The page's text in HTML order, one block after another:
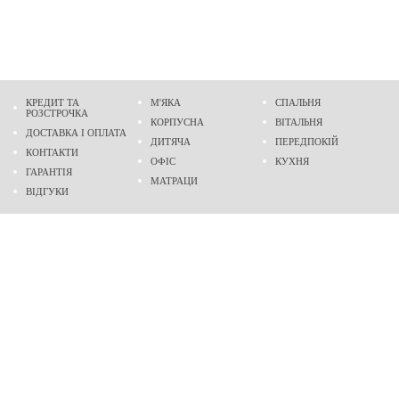
КРЕДИТ ТА
РОЗСТРОЧКА
ДОСТАВКА І ОПЛАТА
КОНТАКТИ
ГАРАНТІЯ
ВІДГУКИ
М'ЯКА
КОРПУСНА
ДИТЯЧА
ОФІС
МАТРАЦИ
СПАЛЬНЯ
ВІТАЛЬНЯ
ПЕРЕДПОКІЙ
КУХНЯ